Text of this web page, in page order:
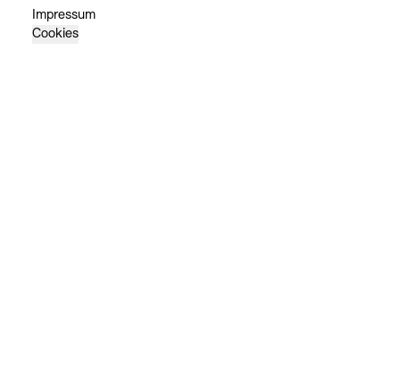
Impressum
Cookies